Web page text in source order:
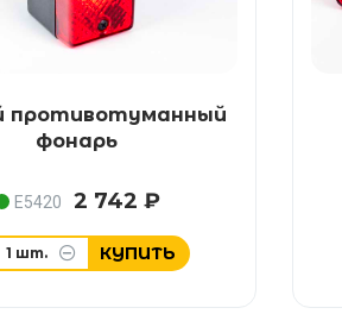
противотуманный
фонарь
E5420 2 742 ₽
1 шт. КУПИТЬ